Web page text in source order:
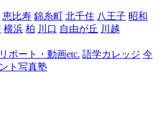
浜
恵比寿 錦糸町 北千住 八王子 昭和
横浜 柏 川口 自由が丘 川越
ポート・動画etc. 語学カレッジ 今
ト写真塾